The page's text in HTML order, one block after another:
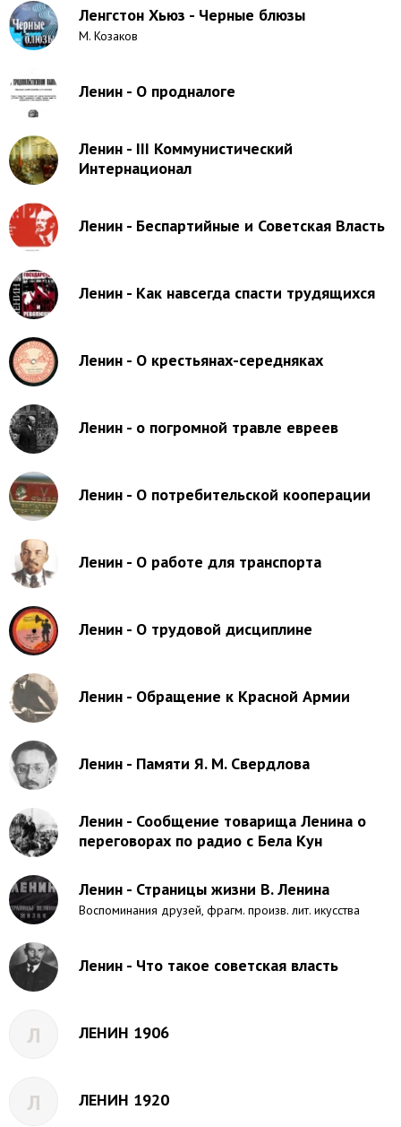
Ленгстон Хьюз - Черные блюзы
М. Козаков
Ленин - О продналоге
Ленин - III Коммунистический
Интернационал
Ленин - Беспартийные и Советская Власть
Ленин - Как навсегда спасти трудящихся
Ленин - О крестьянах-середняках
Ленин - о погромной травле евреев
Ленин - О потребительской кооперации
Ленин - О работе для транспорта
Ленин - О трудовой дисциплине
Ленин - Обращение к Красной Армии
Ленин - Памяти Я. М. Свердлова
Ленин - Сообщение товарища Ленина о
переговорах по радио с Бела Кун
Ленин - Страницы жизни В. Ленина
Воспоминания друзей, фрагм. произв. лит. икусства
Ленин - Что такое советская власть
Л ЛЕНИН 1906
Л ЛЕНИН 1920